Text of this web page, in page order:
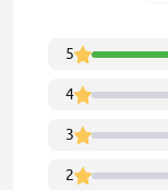
5
4
3
2